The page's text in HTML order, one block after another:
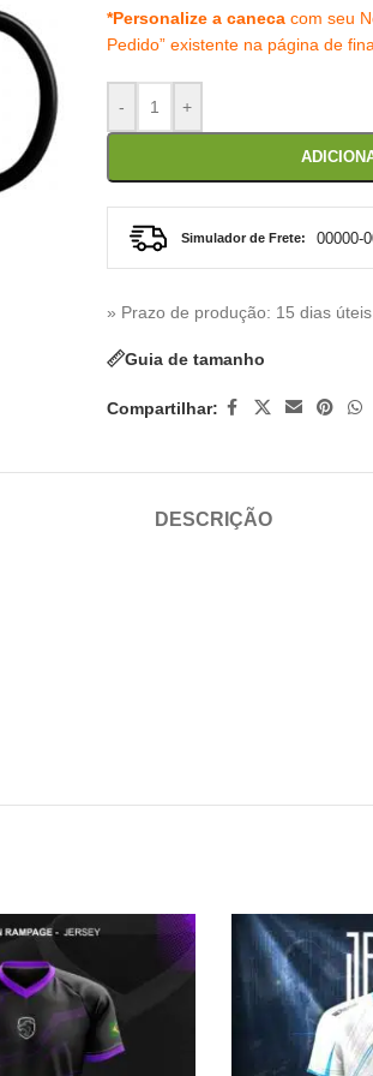
*Personalize a canecacom seu
Pedido” existente na página de
- +
Simulador de Frete:
» Prazo de produção: 15 dias úteis
Guia de tamanho
Compartilhar:
DESCRIÇÃO